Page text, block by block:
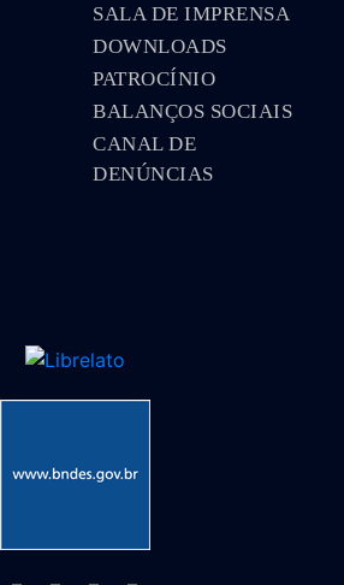
SALA DE IMPRENSA
DOWNLOADS
PATROCÍNIO
BALANÇOS SOCIAIS
CANAL DE
DENÚNCIAS